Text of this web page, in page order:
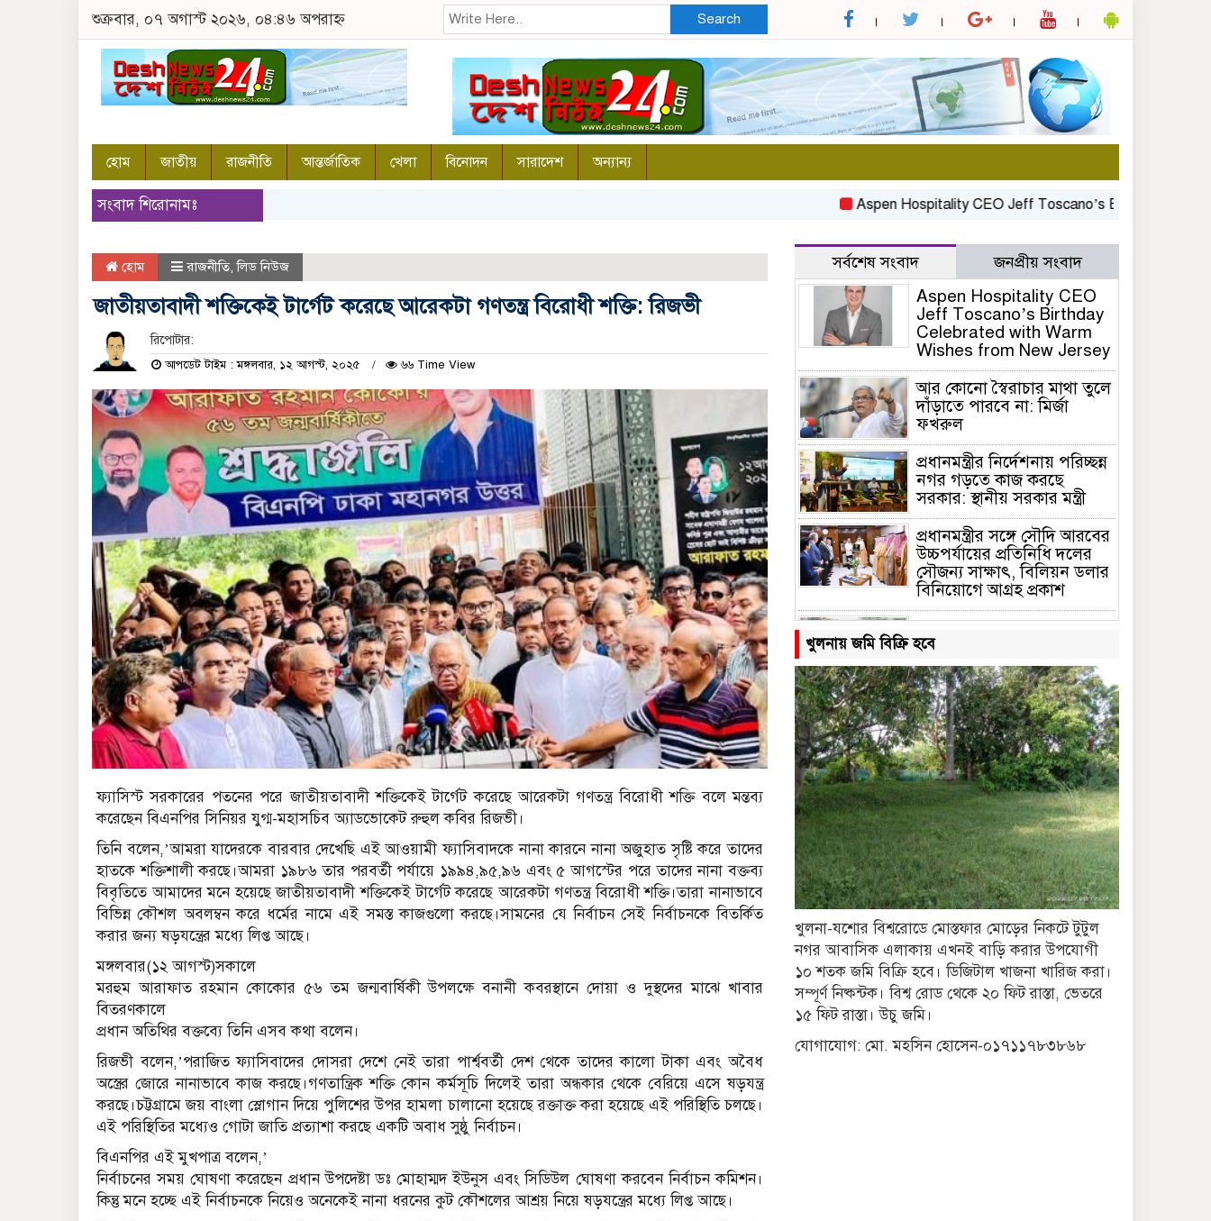
শুক্রবার, ০৭ অগাস্ট ২০২৬, ০৪:৪৬ অপরাহ্ন Search
হোম জাতীয় রাজনীতি আন্তর্জাতিক খেলা বিনোদন সারাদেশ অন্যান্য
সংবাদ শিরোনামঃ Aspen Hospitality CEO Jeff Toscano’s Birthday Celebrated
হোম রাজনীতি,লিড নিউজ
জাতীয়তাবাদী শক্তিকেই টার্গেট করেছে আরেকটা গণতন্ত্র বিরোধী শক্তি: রিজভী
রিপোটার:
আপডেট টাইম : মঙ্গলবার, ১২ আগস্ট, ২০২৫ ৬৬ Time View
ফ্যাসিস্ট সরকারের পতনের পরে জাতীয়তাবাদী শক্তিকেই টার্গেট করেছে আরেকটা গণতন্ত্র বিরোধী শক্তি বলে মন্তব্য
করেছেন বিএনপির সিনিয়র যুগ্ম-মহাসচিব অ্যাডভোকেট রুহুল কবির রিজভী।
তিনি বলেন,’আমরা যাদেরকে বারবার দেখেছি এই আওয়ামী ফ্যাসিবাদকে নানা কারনে নানা অজুহাত সৃষ্টি করে তাদের
হাতকে শক্তিশালী করছে।আমরা ১৯৮৬ তার পরবর্তী পর্যায়ে ১৯৯৪,৯৫,৯৬ এবং ৫ আগস্টের পরে তাদের নানা বক্তব্য
বিবৃতিতে আমাদের মনে হয়েছে জাতীয়তাবাদী শক্তিকেই টার্গেট করেছে আরেকটা গণতন্ত্র বিরোধী শক্তি।তারা নানাভাবে
বিভিন্ন কৌশল অবলম্বন করে ধর্মের নামে এই সমস্ত কাজগুলো করছে।সামনের যে নির্বাচন সেই নির্বাচনকে বিতর্কিত
করার জন্য ষড়যন্ত্রের মধ্যে লিপ্ত আছে।
মঙ্গলবার(১২ আগস্ট)সকালে
মরহুম আরাফাত রহমান কোকোর ৫৬ তম জন্মবার্ষিকী উপলক্ষে বনানী কবরস্থানে দোয়া ও দুস্থদের মাঝে খাবার
বিতরণকালে
প্রধান অতিথির বক্তব্যে তিনি এসব কথা বলেন।
রিজভী বলেন,’পরাজিত ফ্যাসিবাদের দোসরা দেশে নেই তারা পার্শ্ববর্তী দেশ থেকে তাদের কালো টাকা এবং অবৈধ
অস্ত্রের জোরে নানাভাবে কাজ করছে।গণতান্ত্রিক শক্তি কোন কর্মসূচি দিলেই তারা অন্ধকার থেকে বেরিয়ে এসে ষড়যন্ত্র
করছে।চট্টগ্রামে জয় বাংলা স্লোগান দিয়ে পুলিশের উপর হামলা চালানো হয়েছে রক্তাক্ত করা হয়েছে এই পরিস্থিতি চলছে।
এই পরিস্থিতির মধ্যেও গোটা জাতি প্রত্যাশা করছে একটি অবাধ সুষ্ঠু নির্বাচন।
বিএনপির এই মুখপাত্র বলেন,’
নির্বাচনের সময় ঘোষণা করেছেন প্রধান উপদেষ্টা ডঃ মোহাম্মদ ইউনুস এবং সিডিউল ঘোষণা করবেন নির্বাচন কমিশন।
কিন্তু মনে হচ্ছে এই নির্বাচনকে নিয়েও অনেকেই নানা ধরনের কুট কৌশলের আশ্রয় নিয়ে ষড়যন্ত্রের মধ্যে লিপ্ত আছে।
সর্বশেষ সংবাদ জনপ্রীয় সংবাদ
Aspen Hospitality CEO
Jeff Toscano’s Birthday
Celebrated with Warm
Wishes from New Jersey
আর কোনো স্বৈরাচার মাথা তুলে
দাঁড়াতে পারবে না: মির্জা
ফখরুল
প্রধানমন্ত্রীর নির্দেশনায় পরিচ্ছন্ন
নগর গড়তে কাজ করছে
সরকার: স্থানীয় সরকার মন্ত্রী
প্রধানমন্ত্রীর সঙ্গে সৌদি আরবের
উচ্চপর্যায়ের প্রতিনিধি দলের
সৌজন্য সাক্ষাৎ, বিলিয়ন ডলার
বিনিয়োগে আগ্রহ প্রকাশ
তারেক রহমানের পক্ষ থেকে
বন্যার্তদের মাঝে ত্রাণ দিলেন
ছাত্রনেতা আল আমিন বাবলু
জাতীয় ঐক্যের ডাক দিলেন
প্রধানমন্ত্রী
জাতিসংঘ সাধারণ পরিষদের
সভাপতি হলো বাংলাদেশ
খামেনির জানাজা ও দাফন:
জিলহজ মাসের শেষভাগ ও
মহররমের শুরুতে
মালয়েশিয়া সফরে যাচ্ছেন
প্রধানমন্ত্রী তারেক রহমান
সংরক্ষিত আসনের এমপিদের
মনোনয়নের গল্প
খুলনায় জমি বিক্রি হবে
খুলনা-যশোর বিশ্বরোডে মোস্তফার মোড়ের নিকটে টুটুল
নগর আবাসিক এলাকায় এখনই বাড়ি করার উপযোগী
১০ শতক জমি বিক্রি হবে। ডিজিটাল খাজনা খারিজ করা।
সম্পূর্ণ নিষ্কন্টক। বিশ্ব রোড থেকে ২০ ফিট রাস্তা, ভেতরে
১৫ ফিট রাস্তা। উচু জমি।
যোগাযোগ: মো. মহসিন হোসেন-০১৭১১৭৮৩৮৬৮